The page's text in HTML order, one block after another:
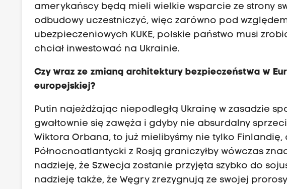
amerykańscy będą mieli wielkie wsparcie ze strony
odbudowy uczestniczyć, więc zarówno pod
ubezpieczeniowych KUKE, polskie państwo musi
chciał inwestować na Ukrainie.
Czy wraz ze zmianą architektury bezpieczeństwa w
europejskiej?
Putin najeżdżając niepodległą Ukrainę w zasadzie
gwałtownie się zawęża i gdyby nie absurdalny
Wiktora Orbana, to już mielibyśmy nie tylko Finlandię,
Północnoatlantycki z Rosją graniczyłby wówczas
nadzieję, że Szwecja zostanie przyjęta szybko do
nadzieję także, że Węgry zrezygnują ze swojej